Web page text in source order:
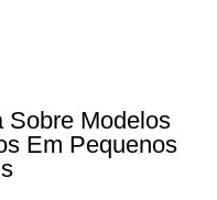
Sobre Modelos
Em Pequenos